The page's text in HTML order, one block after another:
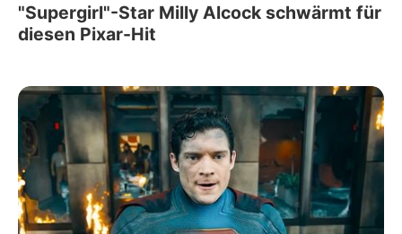
"Supergirl"-Star Milly Alcock schwärmt für
diesen Pixar-Hit